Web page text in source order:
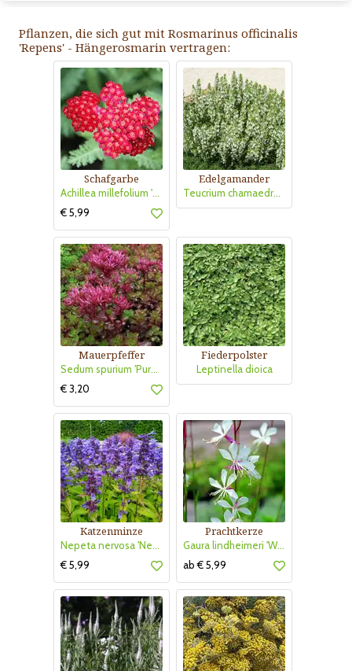
Pflanzen, die sich gut mit Rosmarinus officinalis
'Repens' - Hängerosmarin vertragen:
Schafgarbe
Achillea millefolium 'Red Velvet'
€ 5,99
Edelgamander
Teucrium chamaedrys 'Schneeflocke'
Mauerpfeffer
Sedum spurium 'Purpurteppich'
€ 3,20
Fiederpolster
Leptinella dioica
Katzenminze
Nepeta nervosa 'Neptun'
€ 5,99
Prachtkerze
Gaura lindheimeri 'Whirling Butterflies'
ab € 5,99